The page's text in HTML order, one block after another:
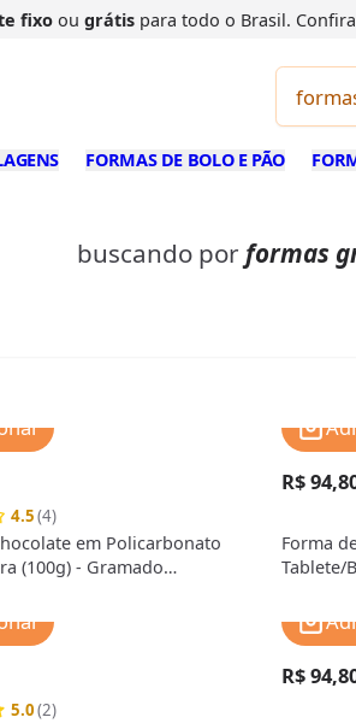
fixoou grátispara todo o Brasil. Confira
FORMAS DE BOLO E PÃO
buscando por formas
4.5(4)
em Policarbonato
(100g) - Gramado
R$
Forma
Tablete/
5.0(2)
R$